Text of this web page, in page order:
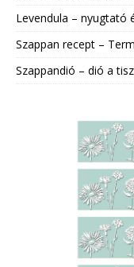
Levendula – nyugtató
Szappan recept –
Szappandió – dió a